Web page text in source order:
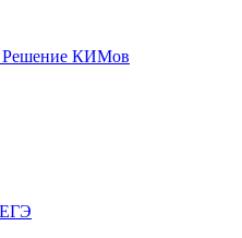
Решение КИМов